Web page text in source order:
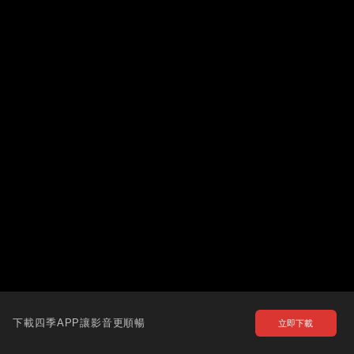
下載四季APP讓影音更順暢 立即下載